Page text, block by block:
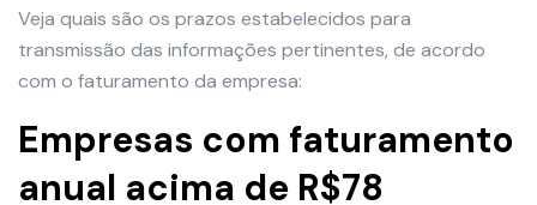
Veja quais são os prazos estabelecidos para
transmissão das informações pertinentes, de acordo
com o faturamento da empresa:
Empresas com faturamento
anual acima de R$78